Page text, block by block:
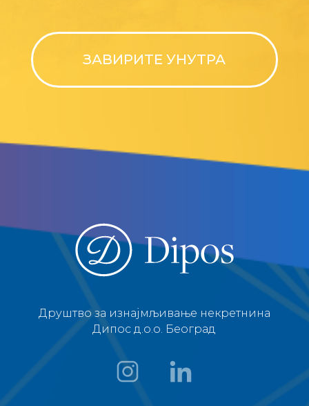
ЗАВИРИТЕ УНУТРА
Друштво за изнајмљивање некретнина
Дипос д.о.о. Београд